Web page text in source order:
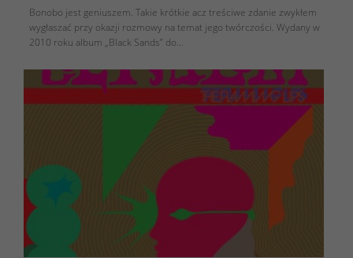
Bonobo jest geniuszem. Takie krótkie acz treściwe zdanie zwykłem
wygłaszać przy okazji rozmowy na temat jego twórczości. Wydany w
2010 roku album „Black Sands” do…